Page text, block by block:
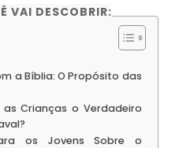
VAI DESCOBRIR:
a Bíblia: O Propósito das
as Crianças o Verdadeiro
os Jovens Sobre o